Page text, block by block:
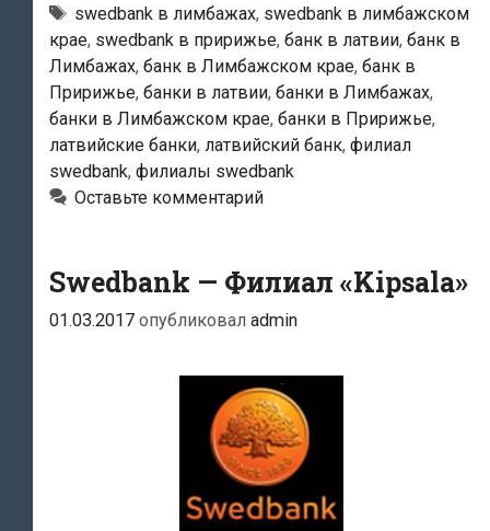
филиал
Тэги
swedbank в лимбажах, swedbank в лимбажском
крае, swedbank в пририжье, банк в латвии, банк в
Лимбажах, банк в Лимбажском крае, банк в
Пририжье, банки в латвии, банки в Лимбажах,
банки в Лимбажском крае, банки в Пририжье,
латвийские банки, латвийский банк, филиал
swedbank, филиалы swedbank
Оставьте комментарий
Swedbank — Филиал «Kipsala»
01.03.2017 опубликовал admin